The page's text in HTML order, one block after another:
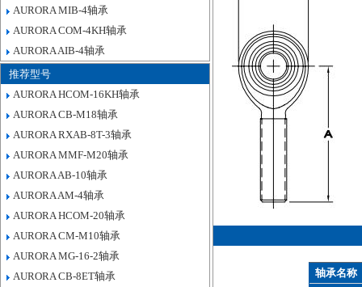
AURORA MIB-4轴承
AURORA COM-4KH轴承
AURORA AIB-4轴承
推荐型号
AURORA HCOM-16KH轴承
AURORA CB-M18轴承
AURORA RXAB-8T-3轴承
AURORA MMF-M20轴承
AURORA AB-10轴承
AURORA AM-4轴承
AURORA HCOM-20轴承
AURORA CM-M10轴承
AURORA MG-16-2轴承
AURORA CB-8ET轴承
轴承名称